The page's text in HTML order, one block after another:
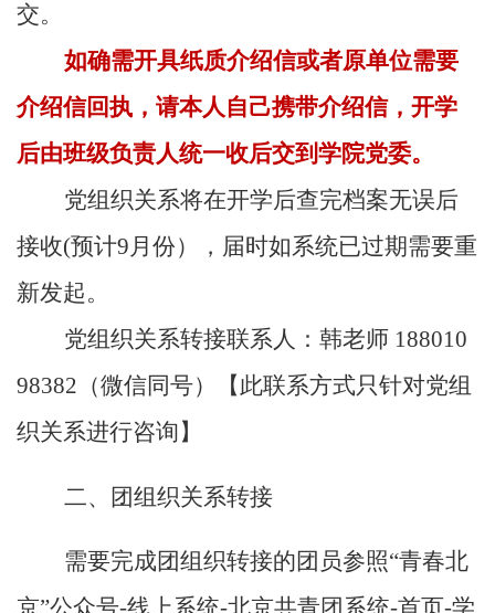
交。
如确需开具纸质介绍信或者原单位需要
介绍信回执，请本人自己携带介绍信，开学
后由班级负责人统一收后交到学院党委。
党组织关系将在开学后查完档案无误后
接收(预计9月份），届时如系统已过期需要重
新发起。
党组织关系转接联系人：韩老师 188010
98382 （微信同号）【此联系方式只针对党组
织关系进行咨询】
二、团组织关系转接
需要完成团组织转接的团员参照“青春北